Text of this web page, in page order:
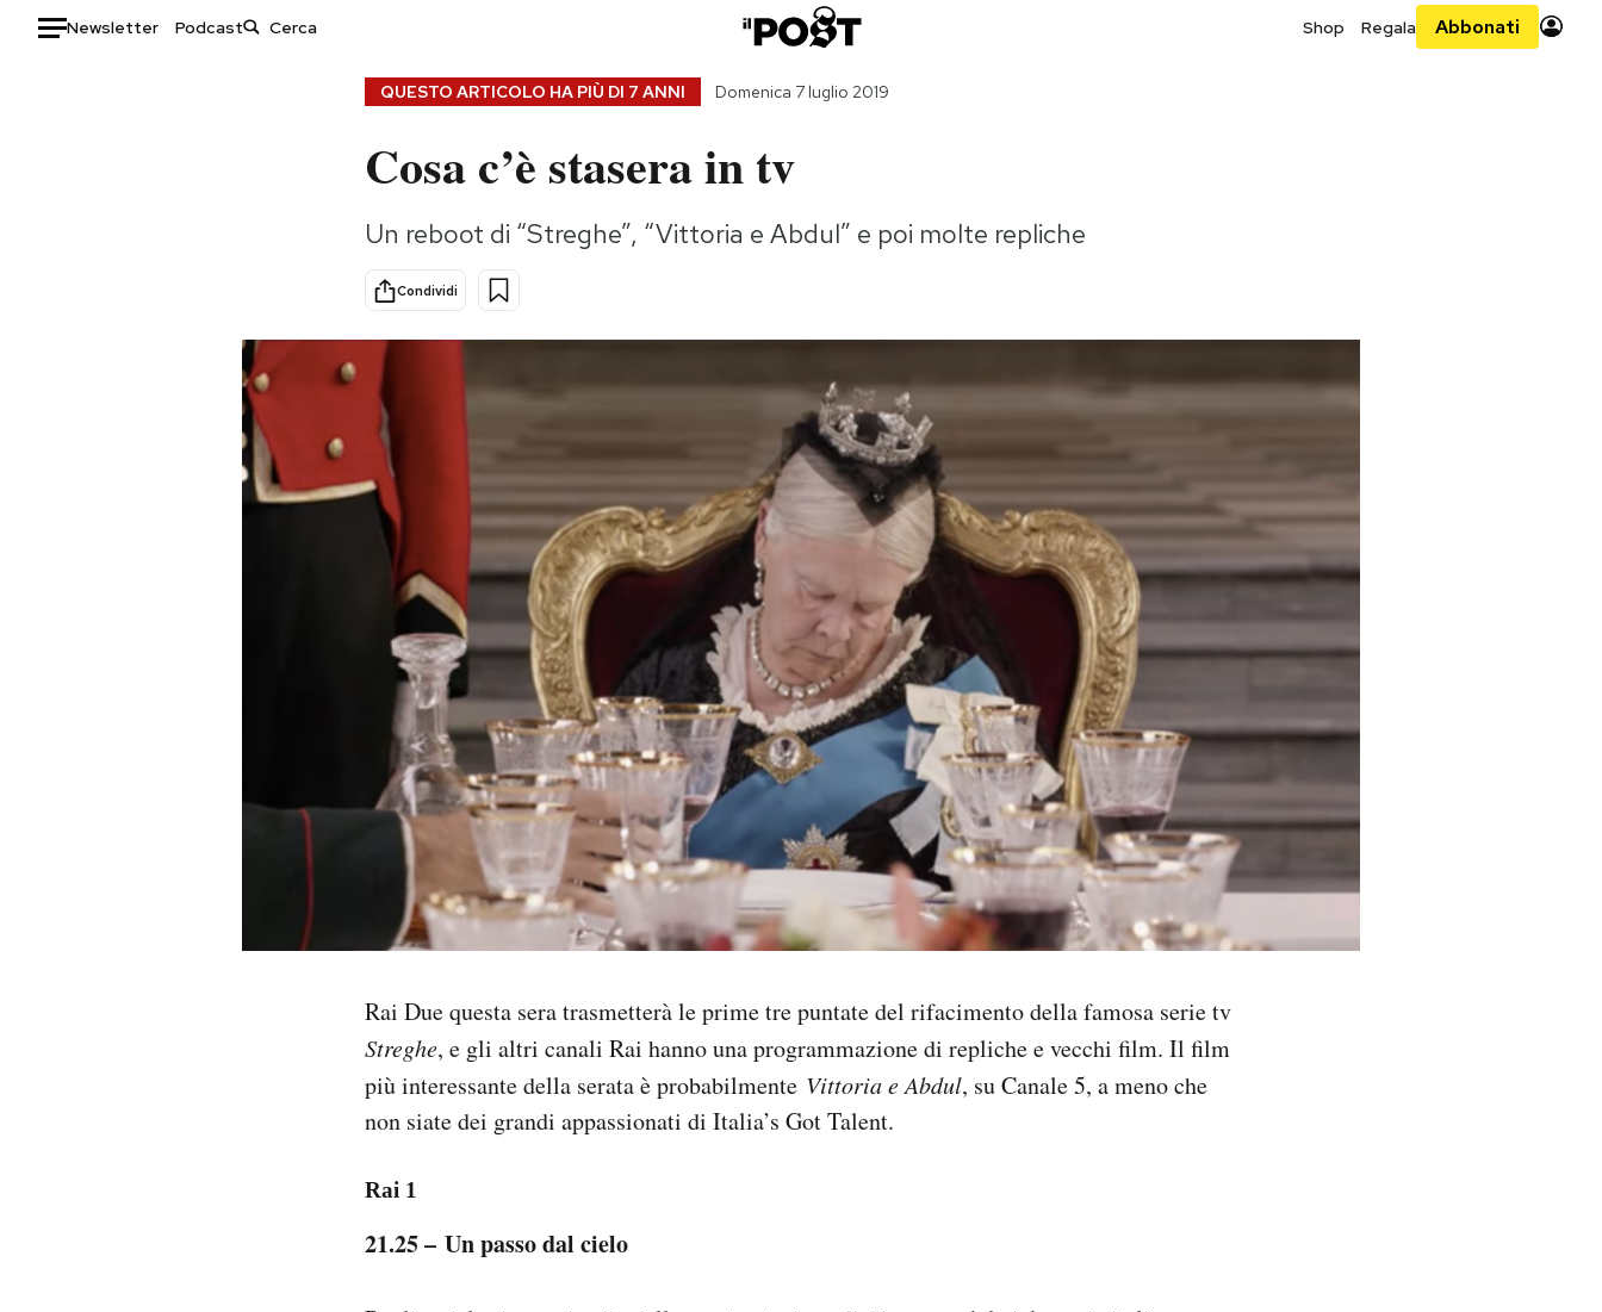
Newsletter Podcast Shop Regala Abbonati
Consumismi
Storie/Idee
Ok Boomer!
Media
Altrecose
Mondiali calcio 2026
QUESTO ARTICOLO HA PIÙ DI 7 ANNI Domenica 7 luglio 2019
Cosa c’è stasera in tv
Un reboot di “Streghe”, “Vittoria e Abdul” e poi molte repliche
Condividi
Rai Due questa sera trasmetterà le prime tre puntate del rifacimento della famosa serie tv
Streghe, e gli altri canali Rai hanno una programmazione di repliche e vecchi film. Il film
più interessante della serata è probabilmente Vittoria e Abdul, su Canale 5, a meno che
non siate dei grandi appassionati di Italia’s Got Talent.
Rai 1
21.25 – Un passo dal cielo